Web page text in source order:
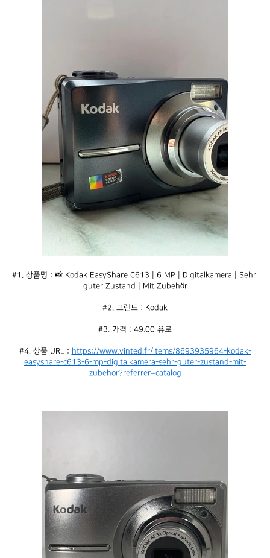
#1. 상품명 : 📸 Kodak EasyShare C613 | 6 MP | Digitalkamera | Sehr
guter Zustand | Mit Zubehör
#2. 브랜드 : Kodak
#3. 가격 : 49.00 유로
#4. 상품 URL : https://www.vinted.fr/items/8693935964-kodak-
easyshare-c613-6-mp-digitalkamera-sehr-guter-zustand-mit-
zubehor?referrer=catalog